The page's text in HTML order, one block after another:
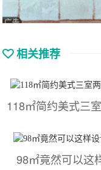
相关推荐
118㎡简约美式三
98㎡竟然可以这